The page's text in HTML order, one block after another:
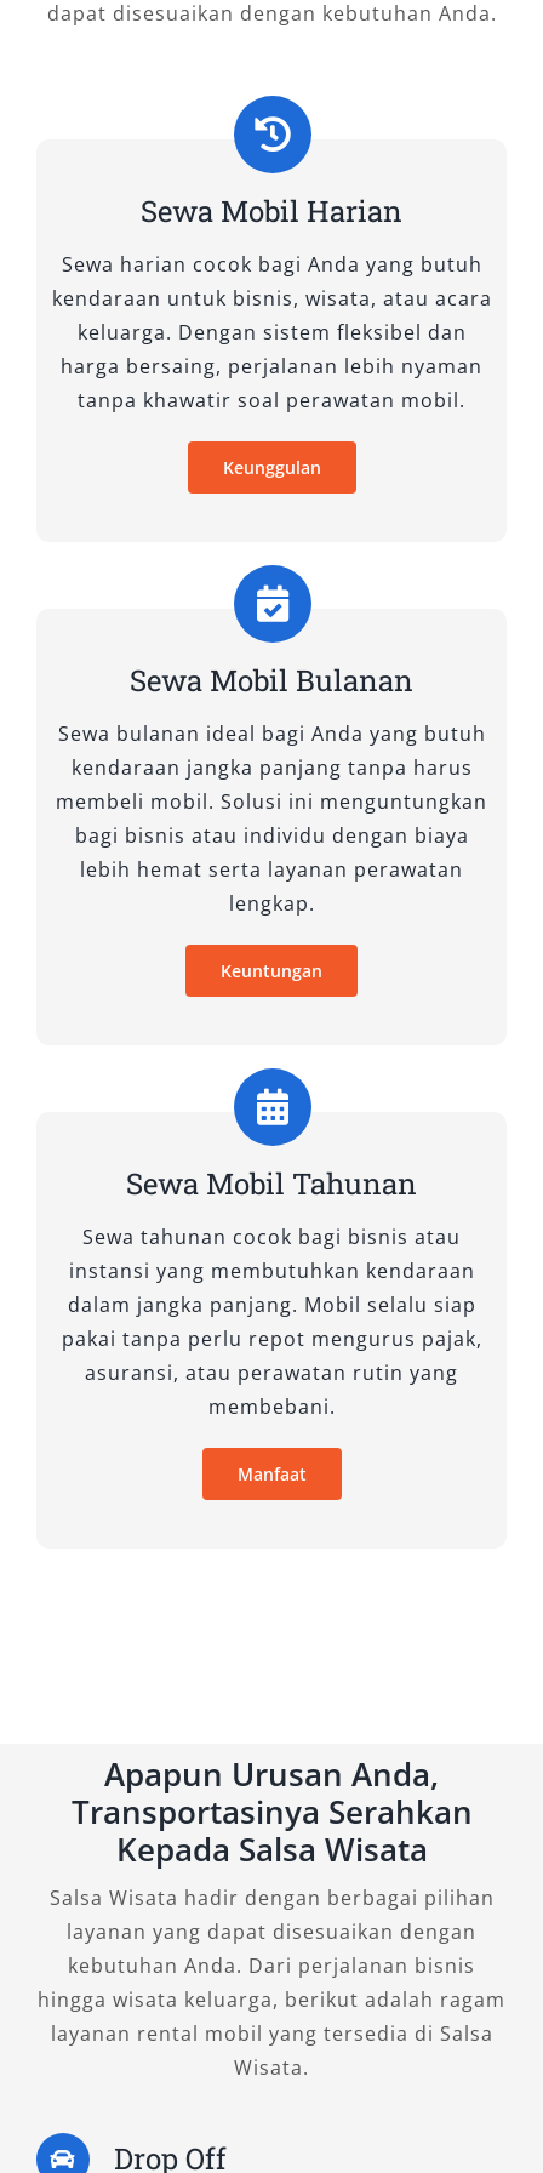
Bagi Anda yang menyukai petualangan dan
tantangan di medan berat, Mitsubishi Pajero
adalah pilihan terbaik. Dengan tenaga besar
dan sistem penggerak 4WD, kendaraan ini siap
11. Toyota Hiace Commuter
Toyota Hiace Commuter cocok untuk keperluan
bisnis atau perjalanan rombongan. Dengan
kapasitas yang besar, kendaraan ini
memberikan kenyamanan bagi setiap
Toyota Hiace Premio hadir dengan desain yang
lebih modern dan fitur kenyamanan tambahan.
Mobil ini sangat cocok untuk perjalanan grup
fasilitas terbaik bagi karyawan.
13. Toyota Hiace Premio Luxury
Jika Anda mencari kenyamanan maksimal
dalam perjalanan grup, Toyota Hiace Premio
mewah dan fasilitas premium, kendaraan ini
memastikan perjalanan yang lebih
Isuzu Elf Long merupakan solusi transportasi
bagi rombongan besar. Dengan daya angkut
untuk perjalanan wisata, keperluan
perusahaan, atau acara keluarga.
dapat disesuaikan dengan kebutuhan Anda.
Sewa Mobil Harian
Sewa harian cocok bagi Anda yang butuh
kendaraan untuk bisnis, wisata, atau acara
keluarga. Dengan sistem fleksibel dan
harga bersaing, perjalanan lebih nyaman
tanpa khawatir soal perawatan mobil.
Keunggulan
Sewa Mobil Bulanan
Sewa bulanan ideal bagi Anda yang butuh
kendaraan jangka panjang tanpa harus
membeli mobil. Solusi ini menguntungkan
bagi bisnis atau individu dengan biaya
lebih hemat serta layanan perawatan
lengkap.
Keuntungan
Sewa Mobil Tahunan
Sewa tahunan cocok bagi bisnis atau
instansi yang membutuhkan kendaraan
dalam jangka panjang. Mobil selalu siap
pakai tanpa perlu repot mengurus pajak,
asuransi, atau perawatan rutin yang
membebani.
Manfaat
Apapun Urusan Anda,
Transportasinya Serahkan
Kepada Salsa Wisata
Salsa Wisata hadir dengan berbagai pilihan
layanan yang dapat disesuaikan dengan
kebutuhan Anda. Dari perjalanan bisnis
hingga wisata keluarga, berikut adalah ragam
layanan rental mobil yang tersedia di Salsa
Wisata.
Drop Off